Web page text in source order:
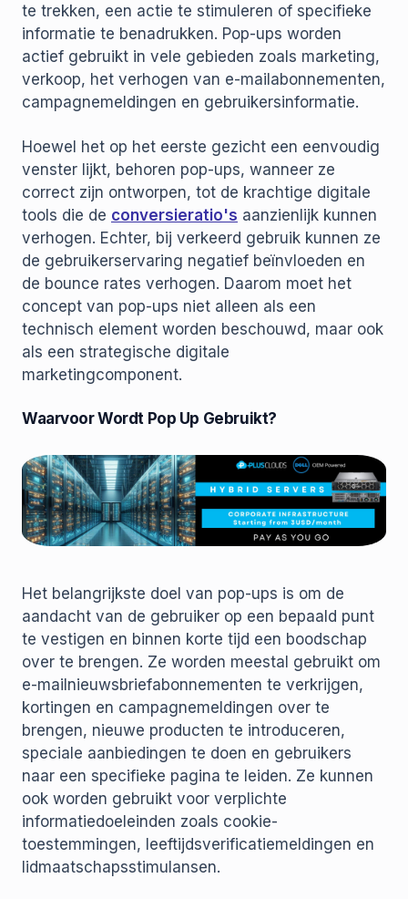
te trekken, een actie te stimuleren of specifieke
informatie te benadrukken. Pop-ups worden
actief gebruikt in vele gebieden zoals marketing,
verkoop, het verhogen van e-mailabonnementen,
campagnemeldingen en gebruikersinformatie.
Hoewel het op het eerste gezicht een eenvoudig
venster lijkt, behoren pop-ups, wanneer ze
correct zijn ontworpen, tot de krachtige digitale
tools die de conversieratio's aanzienlijk kunnen
verhogen. Echter, bij verkeerd gebruik kunnen ze
de gebruikerservaring negatief beïnvloeden en
de bounce rates verhogen. Daarom moet het
concept van pop-ups niet alleen als een
technisch element worden beschouwd, maar ook
als een strategische digitale
marketingcomponent.
Waarvoor Wordt Pop Up Gebruikt?
Het belangrijkste doel van pop-ups is om de
aandacht van de gebruiker op een bepaald punt
te vestigen en binnen korte tijd een boodschap
over te brengen. Ze worden meestal gebruikt om
e-mailnieuwsbriefabonnementen te verkrijgen,
kortingen en campagnemeldingen over te
brengen, nieuwe producten te introduceren,
speciale aanbiedingen te doen en gebruikers
naar een specifieke pagina te leiden. Ze kunnen
ook worden gebruikt voor verplichte
informatiedoeleinden zoals cookie-
toestemmingen, leeftijdsverificatiemeldingen en
lidmaatschapsstimulansen.